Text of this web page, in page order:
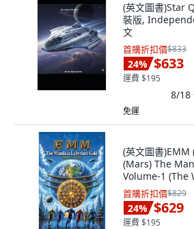
(英文圖書)Star
裝版,
文
首購折扣價$833
24% $633
運費 $195
8/18
免運
(英文圖書
(Mars) The
Volume-1 (The
T. Baluos, 英文
首購折扣價$829
24% $629
運費 $195